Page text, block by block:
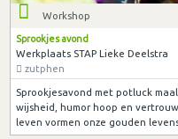
Workshop
Sprookjes avond
Werkplaats STAP Lieke Deelstra
zutphen
Sprookjesavond met potluck
wijsheid, humor hoop en
leven vormen onze gouden